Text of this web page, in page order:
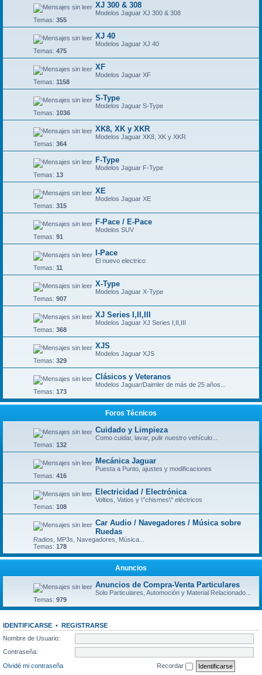
XJ 300 & 308
Modelos Jaguar XJ 300 & 308
Temas: 355
XJ 40
Modelos Jaguar XJ 40
Temas: 475
XF
Modelos Jaguar XF
Temas: 1158
S-Type
Modelos Jaguar S-Type
Temas: 1036
XK8, XK y XKR
Modelos Jaguar XK8, XK y XKR
Temas: 364
F-Type
Modelos Jaguar F-Type
Temas: 13
XE
Modelos Jaguar XE
Temas: 315
F-Pace / E-Pace
Modelos SUV
Temas: 91
I-Pace
El nuevo electrico
Temas: 11
X-Type
Modelos Jaguar X-Type
Temas: 907
XJ Series I,II,III
Modelos Jaguar XJ Series I,II,III
Temas: 368
XJS
Modelos Jaguar XJS
Temas: 329
Clásicos y Veteranos
Modelos Jaguar/Daimler de más de 25 años...
Temas: 173
Foros Técnicos
Cuidado y Limpieza
Como cuidar, lavar, pulir nuestro vehículo...
Temas: 132
Mecánica Jaguar
Puesta a Punto, ajustes y modificaciones
Temas: 416
Electricidad / Electrónica
Voltios, Vatios y \"chismes\" eléctricos
Temas: 108
Car Audio / Navegadores / Música sobre
Ruedas
Radios, MP3s, Navegadores, Música...
Temas: 178
Anuncios
Anuncios de Compra-Venta Particulares
Solo Particulares, Automoción y Material Relacionado...
Temas: 979
IDENTIFICARSE • REGISTRARSE
Nombre de Usuario:
Contraseña:
Olvidé mi contraseña
Recordar